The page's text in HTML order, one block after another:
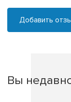
Добавить
Вы